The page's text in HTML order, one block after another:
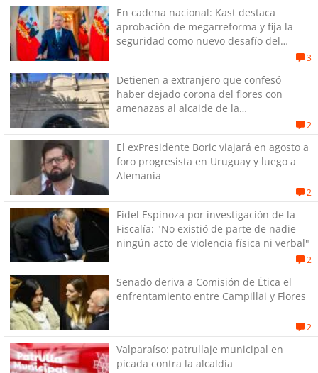
En cadena nacional: Kast destaca
aprobación de megarreforma y fija la
seguridad como nuevo desafío del
3
Detienen a extranjero que confesó
haber dejado corona del flores con
amenazas al alcaide de la
2
El exPresidente Boric viajará en agosto a
foro progresista en Uruguay y luego a
Alemania
2
Fidel Espinoza por investigación de la
Fiscalía: "No existió de parte de nadie
ningún acto de violencia física ni verbal"
2
Senado deriva a Comisión de Ética el
enfrentamiento entre Campillai y Flores
2
Valparaíso: patrullaje municipal en
picada contra la alcaldía